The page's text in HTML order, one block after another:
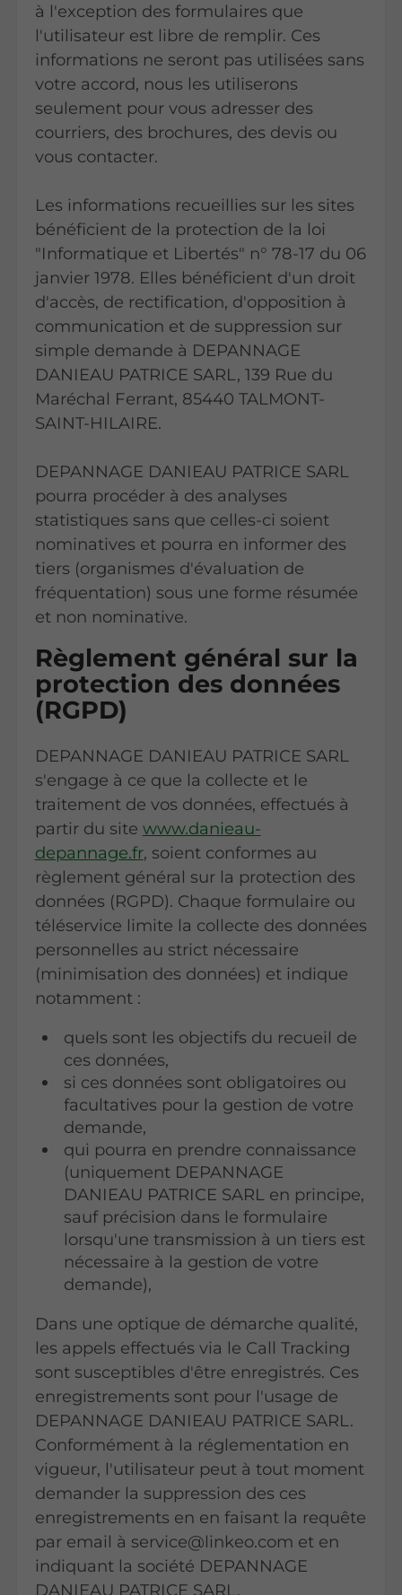
à l'exception des formulaires que
l'utilisateur est libre de remplir. Ces
informations ne seront pas utilisées sans
votre accord, nous les utiliserons
seulement pour vous adresser des
courriers, des brochures, des devis ou
vous contacter.
Les informations recueillies sur les sites
bénéficient de la protection de la loi
"Informatique et Libertés" n° 78-17 du 06
janvier 1978. Elles bénéficient d'un droit
d'accès, de rectification, d'opposition à
communication et de suppression sur
simple demande à DEPANNAGE
DANIEAU PATRICE SARL, 139 Rue du
Maréchal Ferrant, 85440 TALMONT-
SAINT-HILAIRE.
DEPANNAGE DANIEAU PATRICE SARL
pourra procéder à des analyses
statistiques sans que celles-ci soient
nominatives et pourra en informer des
tiers (organismes d'évaluation de
fréquentation) sous une forme résumée
et non nominative.
Règlement général sur la
protection des données
(RGPD)
DEPANNAGE DANIEAU PATRICE SARL
s'engage à ce que la collecte et le
traitement de vos données, effectués à
partir du site www.danieau-
depannage.fr, soient conformes au
règlement général sur la protection des
données (RGPD). Chaque formulaire ou
téléservice limite la collecte des données
personnelles au strict nécessaire
(minimisation des données) et indique
notamment :
quels sont les objectifs du recueil de
ces données,
si ces données sont obligatoires ou
facultatives pour la gestion de votre
demande,
qui pourra en prendre connaissance
(uniquement DEPANNAGE
DANIEAU PATRICE SARL en principe,
sauf précision dans le formulaire
lorsqu'une transmission à un tiers est
nécessaire à la gestion de votre
demande),
Dans une optique de démarche qualité,
les appels effectués via le Call Tracking
sont susceptibles d'être enregistrés. Ces
enregistrements sont pour l'usage de
DEPANNAGE DANIEAU PATRICE SARL.
Conformément à la réglementation en
vigueur, l'utilisateur peut à tout moment
demander la suppression des ces
enregistrements en en faisant la requête
par email à service@linkeo.com et en
indiquant la société DEPANNAGE
DANIEAU PATRICE SARL.